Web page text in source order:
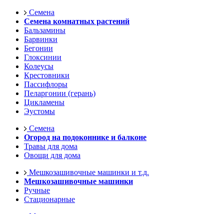
Семена
Семена комнатных растений
Бальзамины
Барвинки
Бегонии
Глоксинии
Колеусы
Крестовники
Пассифлоры
Пеларгонии (герань)
Цикламены
Эустомы
Семена
Огород на подоконнике и балконе
Травы для дома
Овощи для дома
Мешкозашивочные машинки и т.д.
Мешкозашивочные машинки
Ручные
Стационарные